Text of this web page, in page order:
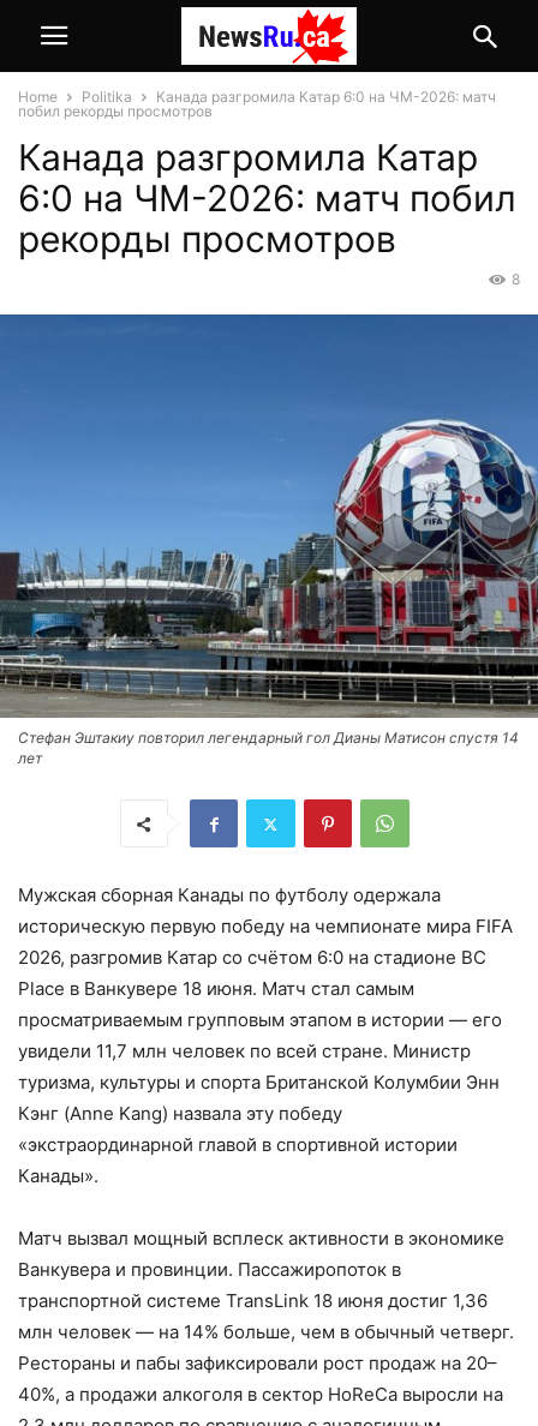
Home Politika
Канада разгромила Катар 6:0 на ЧМ-2026: матч
побил рекорды просмотров
Канада разгромила Катар
6:0 на ЧМ-2026: матч побил
рекорды просмотров
8
Стефан Эштакиу повторил легендарный гол Дианы Матисон спустя 14
лет
Мужская сборная Канады по футболу одержала
историческую первую победу на чемпионате мира FIFA
2026, разгромив Катар со счётом 6:0 на стадионе BC
Place в Ванкувере 18 июня. Матч стал самым
просматриваемым групповым этапом в истории — его
увидели 11,7 млн человек по всей стране. Министр
туризма, культуры и спорта Британской Колумбии Энн
Кэнг (Anne Kang) назвала эту победу
«экстраординарной главой в спортивной истории
Канады».
Матч вызвал мощный всплеск активности в экономике
Ванкувера и провинции. Пассажиропоток в
транспортной системе TransLink 18 июня достиг 1,36
млн человек — на 14% больше, чем в обычный четверг.
Рестораны и пабы зафиксировали рост продаж на 20–
40%, а продажи алкоголя в сектор HoReCa выросли на